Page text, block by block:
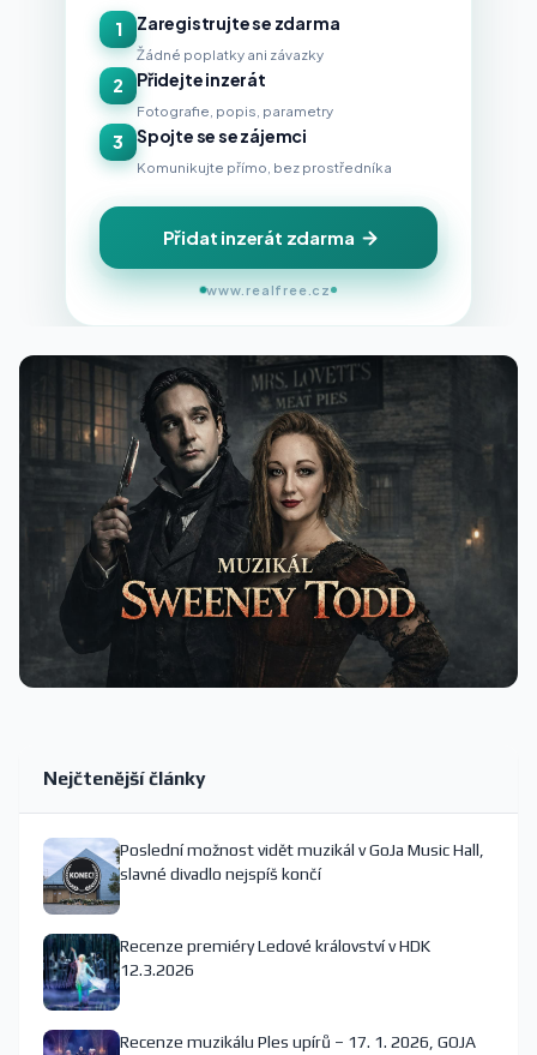
1 Zaregistrujte se zdarma
Žádné poplatky ani závazky
2 Přidejte inzerát
Fotografie, popis, parametry
3 Spojte se se zájemci
Komunikujte přímo, bez prostředníka
Přidat inzerát zdarma
www.realfree.cz
Nejčtenější články
Poslední možnost vidět muzikál v GoJa Music Hall,
slavné divadlo nejspíš končí
Recenze premiéry Ledové království v HDK
12.3.2026
Recenze muzikálu Ples upírů – 17. 1. 2026, GOJA